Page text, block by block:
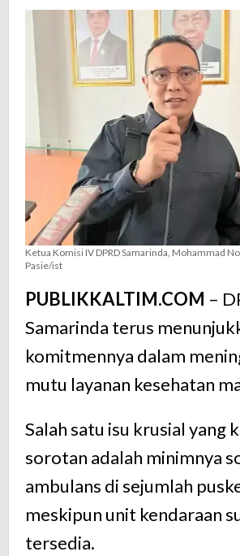
Sopir
di
Ketua Komisi IV DPRD Samarinda, Mohammad
Pasie/ist
PUBLIKKALTIM.COM –
Samarinda terus
komitmennya dalam
mutu layanan kesehatan
Salah satu isu krusial yang
sorotan adalah minimnya
ambulans di sejumlah
meskipun unit kendaraan
tersedia.